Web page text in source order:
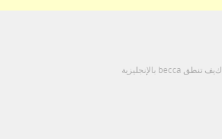
كيف تنطق becca بالإنجليزية